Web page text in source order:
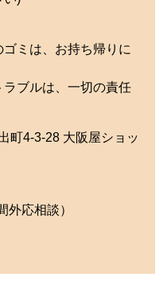
ゴミは、お持ち帰りに
ラブルは、一切の責任
町4-3-28 大阪屋ショッ
外応相談）